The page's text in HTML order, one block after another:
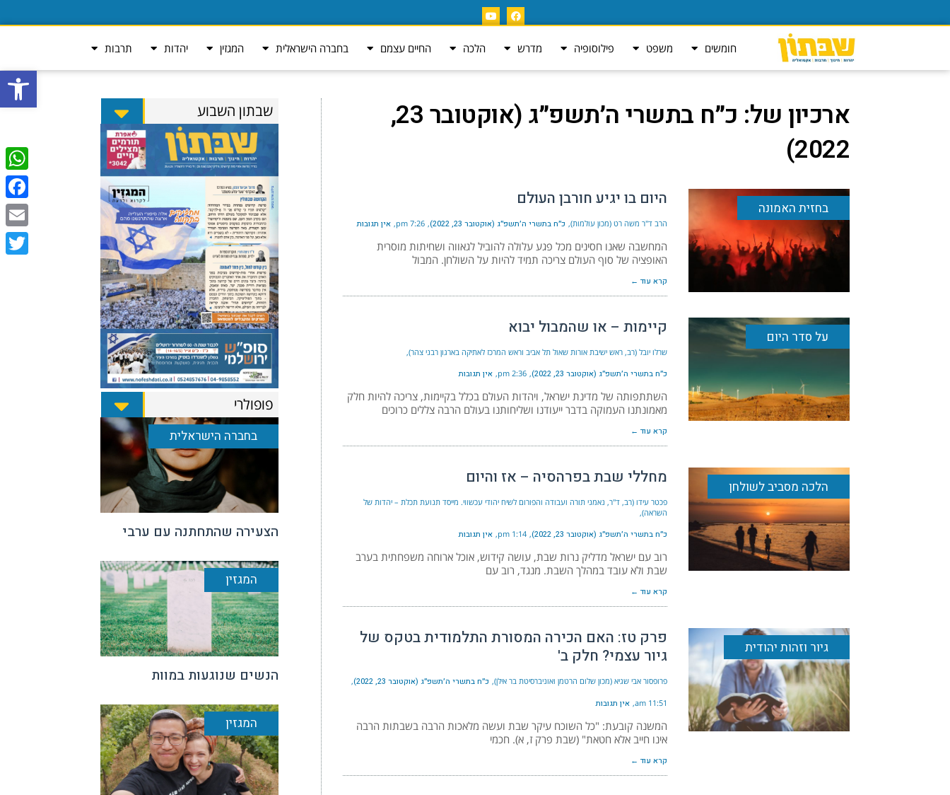
פתח
חומשים משפט פילוסופיה מדרש הלכה החיים עצמם בחברה הישראלית המגזין יהדות תרבות
ארכיון של:
כ״ח בתשרי ה׳תשפ״ג (אוקטובר 23,
2022)
בחזית האמונה היום בו יגיע חורבן העולם
הרב ד"ר משה רט (מכון עולמות) כ״ח בתשרי ה׳תשפ״ג (אוקטובר 23, 2022) 7:26 pm אין תגובות
המחשבה שאנו חסינים מכל פגע עלולה להוביל לגאווה ושחיתות מוסרית
האופציה של סוף העולם צריכה תמיד להיות על השולחן. המבול
קרא עוד ←
על סדר היום קיימות – או שהמבול יבוא
שרלו יובל (רב, ראש ישיבת אורות שאול תל אביב וראש המרכז לאתיקה בארגון רבני צהר)
כ״ח בתשרי ה׳תשפ״ג (אוקטובר 23, 2022) 2:36 pm אין תגובות
השתתפותה של מדינת ישראל, ויהדות העולם בכלל בקיימות, צריכה להיות חלק
מאמונתנו העמוקה בדבר ייעודנו ושליחותנו בעולם הרבה צללים כרוכים
קרא עוד ←
הלכה מסביב לשולחן מחללי שבת בפרהסיה – אז והיום
פכטר עידו (רב, ד"ר, נאמני תורה ועבודה והפורום לשיח יהודי עכשווי. מייסד תנועת תכלת – יהדות של
השראה)
כ״ח בתשרי ה׳תשפ״ג (אוקטובר 23, 2022) 1:14 pm אין תגובות
רוב עם ישראל מדליק נרות שבת, עושה קידוש, אוכל ארוחה משפחתית בערב
שבת ולא עובד במהלך השבת. מנגד, רוב עם
קרא עוד ←
גיור וזהות יהודית
פרק טז: האם הכירה המסורת התלמודית בטקס של
גיור עצמי? חלק ב'
פרופסור אבי שגיא (מכון שלום הרטמן ואוניברסיטת בר אילן) כ״ח בתשרי ה׳תשפ״ג (אוקטובר 23, 2022)
11:51 am אין תגובות
המשנה קובעת: "כל השוכח עיקר שבת ועשה מלאכות הרבה בשבתות הרבה
אינו חייב אלא חטאת" (שבת פרק ז, א). חכמי
קרא עוד ←
שבתון השבוע
פופולרי
בחברה הישראלית
הצעירה שהתחתנה עם ערבי
המגזין
הנשים שנוגעות במוות
המגזין
Email